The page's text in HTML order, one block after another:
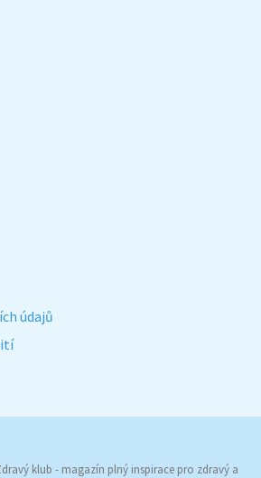
údajů
klub - magazín plný inspirace pro zdravý a